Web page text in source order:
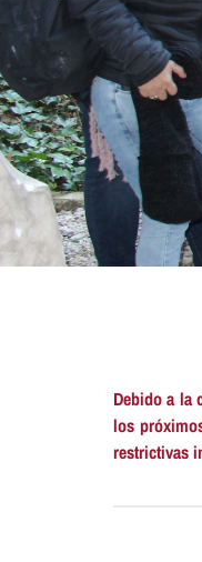
Debido a la
los
restrictivas